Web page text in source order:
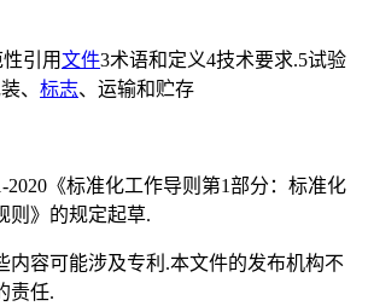
引用文件3术语和定义4技术要求.5试验
、 标志、运输和贮存
2020《标准化工作导则第1部分：标准化
则》的规定起草.
内容可能涉及专利.本文件的发布机构不
责任.